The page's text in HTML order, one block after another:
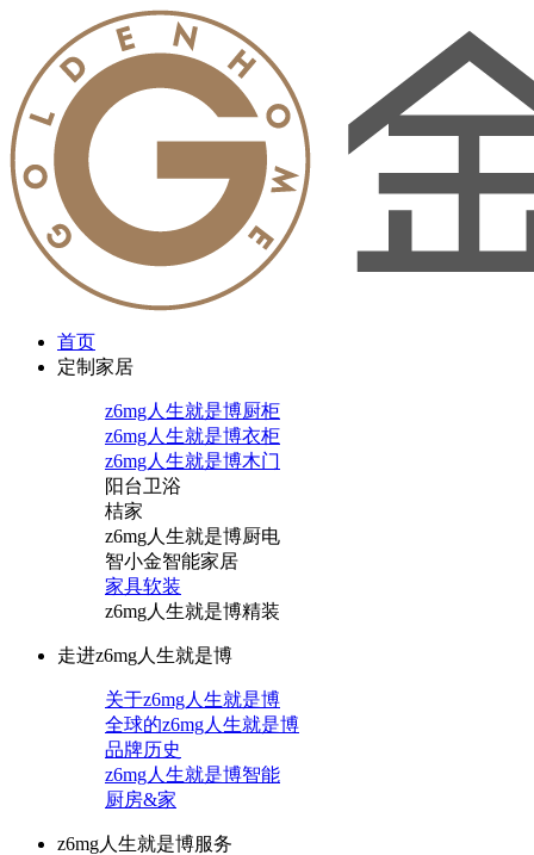
首页
定制家居
z6mg人生就是博厨柜
z6mg人生就是博衣柜
z6mg人生就是博木门
阳台卫浴
桔家
z6mg人生就是博厨电
智小金智能家居
家具软装
z6mg人生就是博精装
走进z6mg人生就是博
关于z6mg人生就是博
全球的z6mg人生就是博
品牌历史
z6mg人生就是博智能
厨房&家
z6mg人生就是博服务